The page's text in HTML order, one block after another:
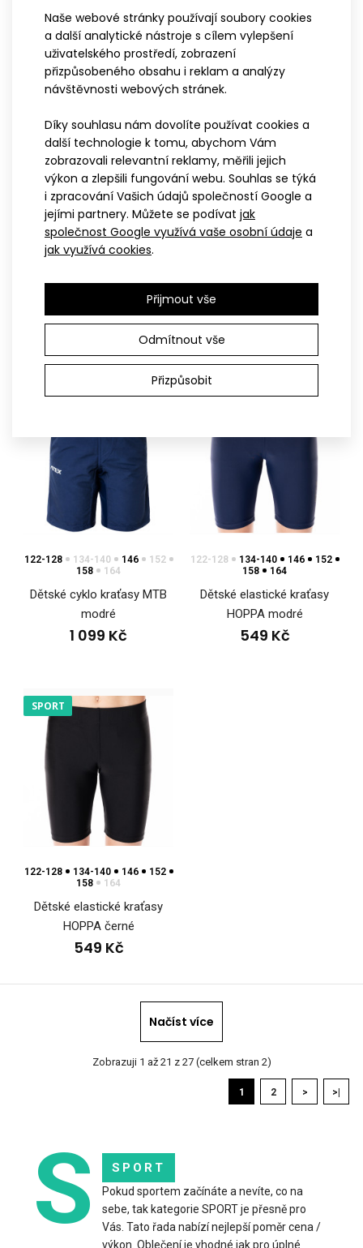
Naše webové stránky používají soubory cookies
a další analytické nástroje s cílem vylepšení
uživatelského prostředí, zobrazení
přizpůsobeného obsahu i reklam a analýzy
návštěvnosti webových stránek.
Díky souhlasu nám dovolíte používat cookies a
další technologie k tomu, abychom Vám
zobrazovali relevantní reklamy, měřili jejich
výkon a zlepšili fungování webu. Souhlas se týká
i zpracování Vašich údajů společností Google a
jejími partnery. Můžete se podívat jak
společnost Google využívá vaše osobní údaje a
jak využívá cookies.
Přijmout vše
Odmítnout vše
Přizpůsobit
Cyklo kraťasy RAPTO
2 999 Kč
Cyklo kraťasy RAPTOCyklo kraťasy RAPTO jsou navrženy tak,
aby nabízely maximální komfort ..
Cyklo kraťasy VABROUŠEK
2 899 Kč
základní výbavu, která dokáže podpořit vaše sp..
Dámské cyklo kraťasy GABI se širokou gumou
Dámské krátké cyklistické kalhoty se širokou gumou v
nohavicích.Špičková vystýlka SPORT zajišťující ..
1 099 Kč
122 128
1 099 Kč
PROFI
Dětské cyklo kraťasy MTB
1 099 Kč
PROFI
122-128 134-140 146
152
158
164
Dětské cyklo kraťasy MTB
modré
1 099 Kč
SPORT
122-128 134-140 146
152
158
164
Dětské elastické kraťasy
HOPPA modré
549 Kč
SPORT
122-128 134-140 146
152
158
164
Dětské elastické kraťasy
HOPPA černé
549 Kč
Načíst více
Zobrazuji 1 až 21 z 27 (celkem stran 2)
1 2 > >|
S SPORT
Pokud sportem začínáte a nevíte, co na
sebe, tak kategorie SPORT je přesně pro
Vás. Tato řada nabízí nejlepší poměr cena /
výkon. Oblečení je vhodné jak pro úplné